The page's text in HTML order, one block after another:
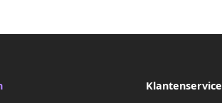
Klantenservice